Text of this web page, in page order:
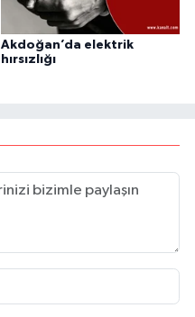
Akdoğan’da elektrik
hırsızlığı